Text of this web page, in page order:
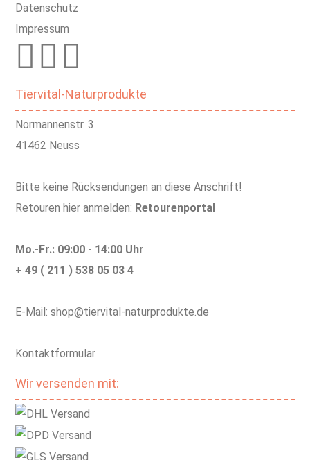
Datenschutz
Impressum
Tiervital-Naturprodukte
Normannenstr. 3
41462 Neuss
Bitte keine Rücksendungen an diese Anschrift!
Retouren hier anmelden: Retourenportal
Mo.-Fr.: 09:00 - 14:00 Uhr
+ 49 ( 211 ) 538 05 03 4
E-Mail: shop@tiervital-naturprodukte.de
Kontaktformular
Wir versenden mit: